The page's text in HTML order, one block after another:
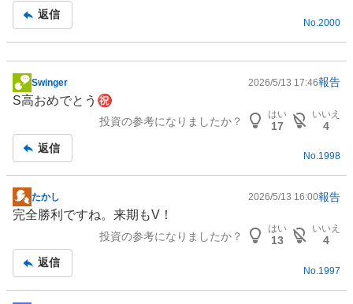
返信
No. 2000
掲
示
事
Swinger 2026/5/13 17:46報告
S高おめでとう㊗️
投資の参考になりましたか？
はい
17
いいえ
4
返信
No.1998
掲
示
事
たかし 2026/5/13 16:00報告
完全勝利ですね。来期もV！
投資の参考になりましたか？
はい
13
いいえ
4
返信
No. 1997